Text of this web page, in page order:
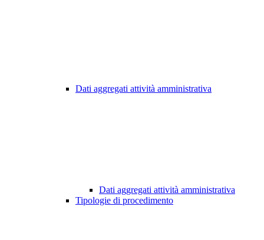
Dati aggregati attività amministrativa
Dati aggregati attività amministrativa
Tipologie di procedimento